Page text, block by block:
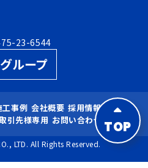
23-6544
ループ
工事例 会社概要 採用情報
引先様専用 お問い合わせ
LTD. All Rights Reserved.
TOP